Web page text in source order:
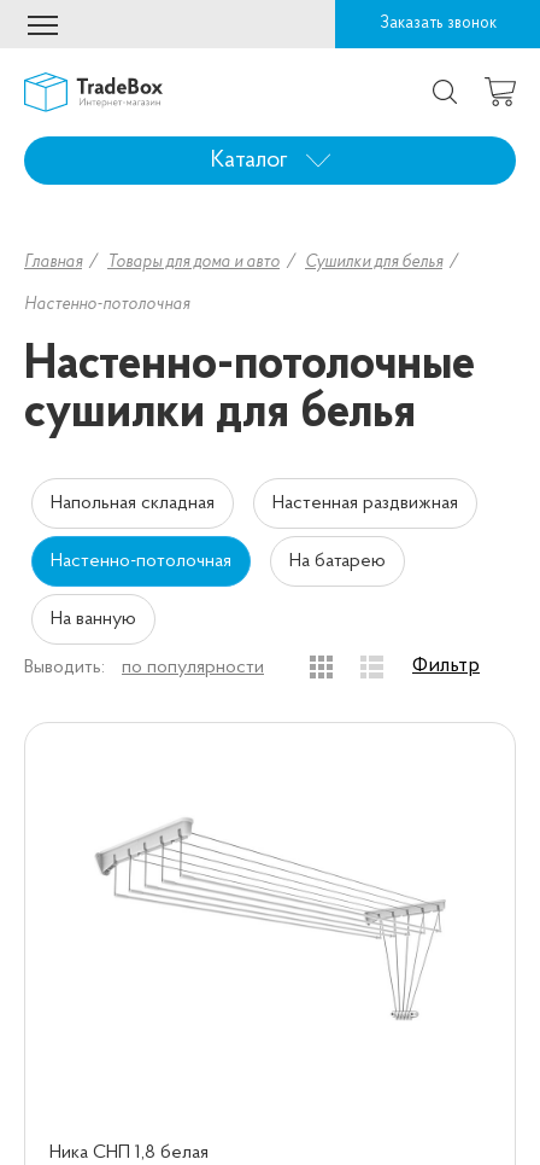
Заказать звонок
Каталог
Главная Товары для дома и авто Сушилки для белья
Настенно-потолочная
Настенно-потолочные
сушилки для белья
Напольная складная Настенная раздвижная
Настенно-потолочная На батарею
На ванную
Выводить: по популярности Фильтр
Ника СНП 1,8 белая